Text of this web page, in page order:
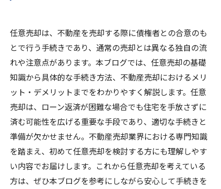
任意売却は、不動産を売却する際に債権者との合意のも
とで行う手続きであり、通常の売却とは異なる独自の流
れや注意点があります。本ブログでは、任意売却の基礎
知識から具体的な手続き方法、不動産売却におけるメリ
ット・デメリットまでをわかりやすく解説します。任意
売却は、ローン返済が困難な場合でも住宅を手放さずに
済む可能性を広げる重要な手段であり、適切な手続きと
準備が欠かせません。不動産売却業界における専門知識
を踏まえ、初めて任意売却を検討する方にも理解しやす
い内容でお届けします。これから任意売却を考えている
方は、ぜひ本ブログを参考にしながら安心して手続きを